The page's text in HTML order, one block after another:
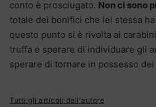
conto è prosciugato. Non ci sono
totale dei bonifici che lei stessa
questo punto si è rivolta ai
truffa e sperare di individuare gli
sperare di tornare in possesso
Tutti gli articoli dell'autore